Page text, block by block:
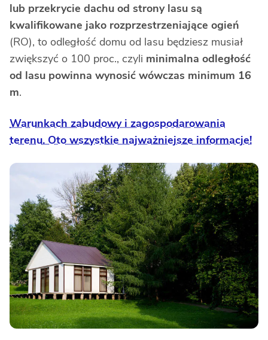
lub przekrycie dachu od strony lasu są
kwalifikowane jako rozprzestrzeniające ogień
(RO), to odległość domu od lasu będziesz musiał
zwiększyć o 100 proc., czyli minimalna odległość
od lasu powinna wynosić wówczas minimum 16
m.
Warunkach zabudowy i zagospodarowania
terenu. Oto wszystkie najważniejsze informacje!